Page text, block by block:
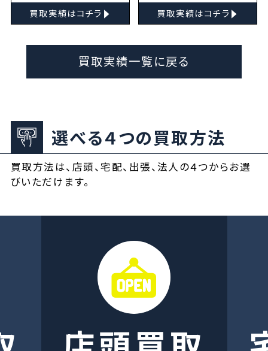
買取実績はコチラ ▸ 買取実績はコチラ ▸
買取実績一覧に戻る
選べる４つの買取方法
買取方法は、店頭、宅配、出張、法人の４つからお選
びいただけます。